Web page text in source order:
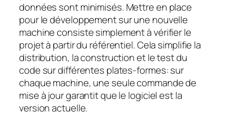
données sont minimisés. Mettre en place
pour le développement sur une nouvelle
machine consiste simplement à vérifier le
projet à partir du référentiel. Cela simplifie la
distribution, la construction et le test du
code sur différentes plates-formes: sur
chaque machine, une seule commande de
mise à jour garantit que le logiciel est la
version actuelle.